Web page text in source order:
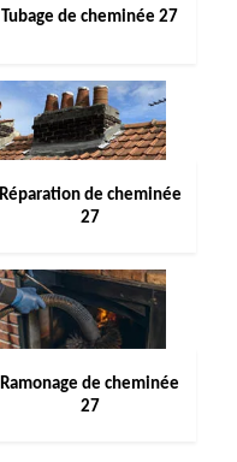
Tubage de cheminée 27
Réparation de cheminée
27
Ramonage de cheminée
27